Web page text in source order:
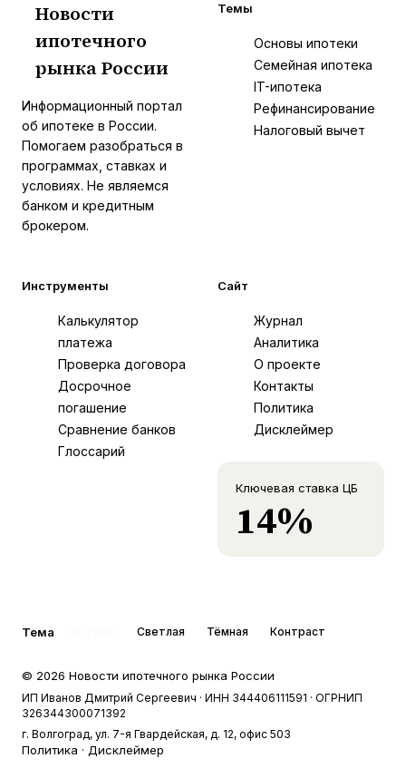
Новости
ипотечного
рынка России
Информационный портал
об ипотеке в России.
Помогаем разобраться в
программах, ставках и
условиях. Не являемся
банком и кредитным
брокером.
Темы
Основы ипотеки
Семейная ипотека
IT-ипотека
Рефинансирование
Налоговый вычет
Инструменты
Калькулятор
платежа
Проверка договора
Досрочное
погашение
Сравнение банков
Глоссарий
Сайт
Журнал
Аналитика
О проекте
Контакты
Политика
Дисклеймер
Ключевая ставка ЦБ
14%
Тема Светлая Тёмная Контраст
© 2026 Новости ипотечного рынка России
ИП Иванов Дмитрий Сергеевич · ИНН 344406111591 · ОГРНИП
326344300071392
г. Волгоград, ул. 7-я Гвардейская, д. 12, офис 503
Политика · Дисклеймер